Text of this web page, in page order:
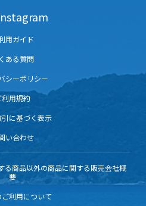
用ガイド
ある質問
シーポリシー
利用規約
に基づく表示
い合わせ
る商品以外の商品に関する販売会社概
要
利用について